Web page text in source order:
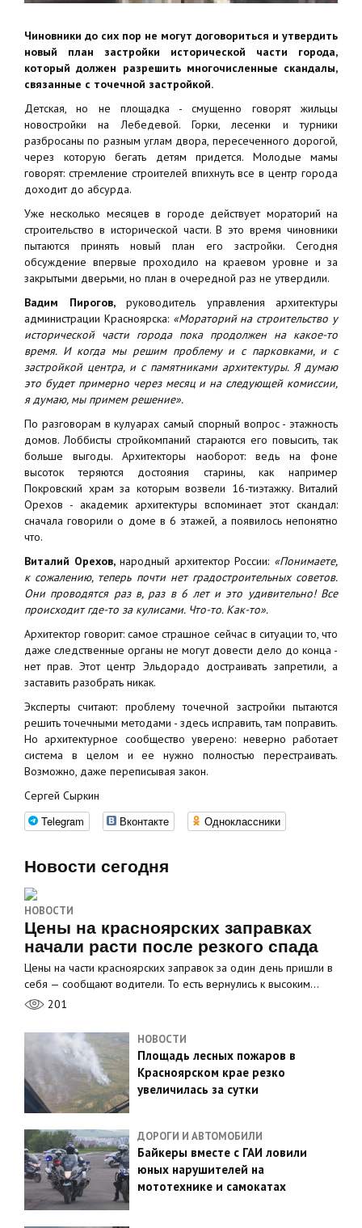
Чиновники до сих пор не могут договориться и утвердить
новый план застройки исторической части города,
который должен разрешить многочисленные скандалы,
связанные с точечной застройкой.
Детская, но не площадка - смущенно говорят жильцы
новостройки на Лебедевой. Горки, лесенки и турники
разбросаны по разным углам двора, пересеченного дорогой,
через которую бегать детям придется. Молодые мамы
говорят: стремление строителей впихнуть все в центр города
доходит до абсурда.
Уже несколько месяцев в городе действует мораторий на
строительство в исторической части. В это время чиновники
пытаются принять новый план его застройки. Сегодня
обсуждение впервые проходило на краевом уровне и за
закрытыми дверьми, но план в очередной раз не утвердили.
Вадим Пирогов,руководитель управления архитектуры
администрации Красноярска: «Мораторий на строительство у
исторической части города пока продолжен на какое-то
время. И когда мы решим проблему и с парковками, и с
застройкой центра, и с памятниками архитектуры. Я думаю
это будет примерно через месяц и на следующей комиссии,
я думаю, мы примем решение».
По разговорам в кулуарах самый спорный вопрос - этажность
домов. Лоббисты стройкомпаний стараются его повысить, так
больше выгоды. Архитекторы наоборот: ведь на фоне
высоток теряются достояния старины, как например
Покровский храм за которым возвели 16-тиэтажку. Виталий
Орехов - академик архитектуры вспоминает этот скандал:
сначала говорили о доме в 6 этажей, а появилось непонятно
что.
Виталий Орехов,народный архитектор России: «Понимаете,
к сожалению, теперь почти нет градостроительных советов.
Они проводятся раз в, раз в 6 лет и это удивительно! Все
происходит где-то за кулисами. Что-то. Как-то».
Архитектор говорит: самое страшное сейчас в ситуации то, что
даже следственные органы не могут довести дело до конца -
нет прав. Этот центр Эльдорадо достраивать запретили, а
заставить разобрать никак.
Эксперты считают: проблему точечной застройки пытаются
решить точечными методами - здесь исправить, там поправить.
Но архитектурное сообщество уверено: неверно работает
система в целом и ее нужно полностью перестраивать.
Возможно, даже переписывая закон.
Сергей Сыркин
Telegram Вконтакте Одноклассники
Новости сегодня
НОВОСТИ
Цены на красноярских заправках
начали расти после резкого спада
Цены на части красноярских заправок за один день пришли в
себя — сообщают водители. То есть вернулись к высоким…
201
НОВОСТИ
Площадь лесных пожаров в
Красноярском крае резко
увеличилась за сутки
ДОРОГИ И АВТОМОБИЛИ
Байкеры вместе с ГАИ ловили
юных нарушителей на
мототехнике и самокатах